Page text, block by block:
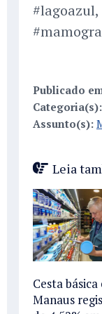
Publicado
Categoria(s):
Assunto(s):
Leia
Cesta básica
Manaus